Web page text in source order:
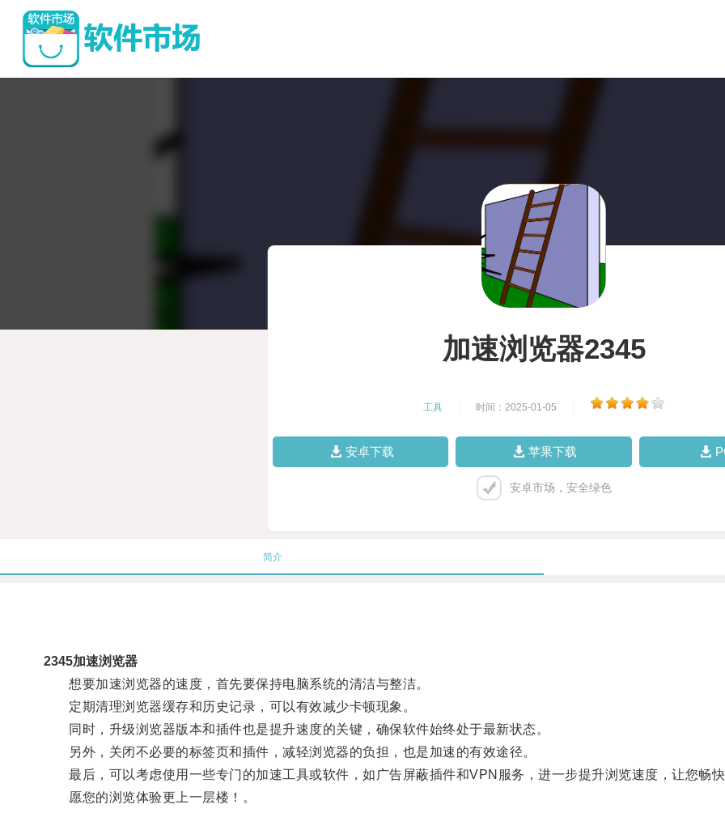
加速浏览器2345
工具 时间：2025-01-05
安卓下载 苹果下载
安卓市场，安全绿色
简介
2345加速浏览器
想要加速浏览器的速度，首先要保持电脑系统的清洁与整洁。
定期清理浏览器缓存和历史记录，可以有效减少卡顿现象。
同时，升级浏览器版本和插件也是提升速度的关键，确保软件始终处于最新状态。
另外，关闭不必要的标签页和插件，减轻浏览器的负担，也是加速的有效途径。
最后，可以考虑使用一些专门的加速工具或软件，如广告屏蔽插件和VPN服务，进一步提升浏览速度，让您畅快
愿您的浏览体验更上一层楼！。